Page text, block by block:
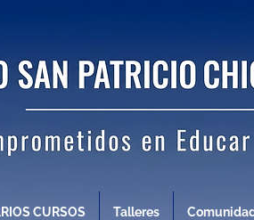
CURSOS Talleres